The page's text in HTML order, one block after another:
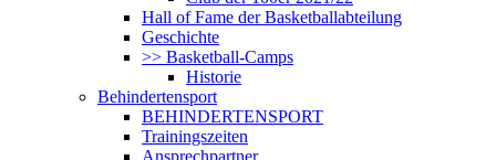
Hall of Fame der Basketballabteilung
Geschichte
>> Basketball-Camps
Historie
Behindertensport
BEHINDERTENSPORT
Trainingszeiten
Ansprechpartner